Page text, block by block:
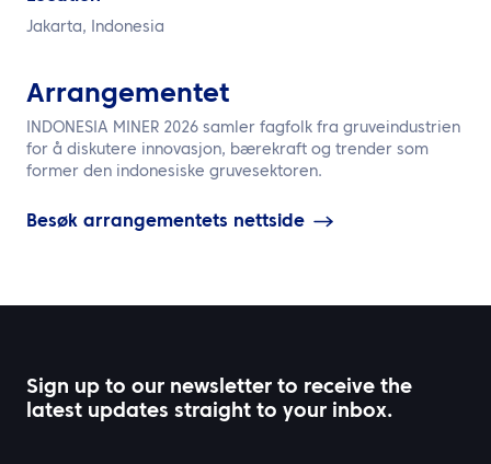
Jakarta, Indonesia
Arrangementet
INDONESIA MINER 2026 samler fagfolk fra gruveindustrien
for å diskutere innovasjon, bærekraft og trender som
former den indonesiske gruvesektoren.
Besøk arrangementets nettside
Sign up to our newsletter to receive the
latest updates straight to your inbox.